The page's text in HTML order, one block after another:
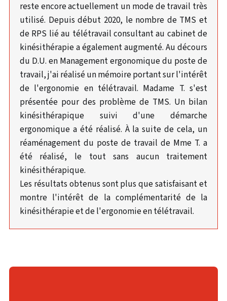
reste encore actuellement un mode de travail très
utilisé. Depuis début 2020, le nombre de TMS et
de RPS lié au télétravail consultant au cabinet de
kinésithérapie a également augmenté. Au décours
du D.U. en Management ergonomique du poste de
travail, j'ai réalisé un mémoire portant sur l'intérêt
de l'ergonomie en télétravail. Madame T. s'est
présentée pour des problème de TMS. Un bilan
kinésithérapique suivi d'une démarche
ergonomique a été réalisé. À la suite de cela, un
réaménagement du poste de travail de Mme T. a
été réalisé, le tout sans aucun traitement
kinésithérapique.
Les résultats obtenus sont plus que satisfaisant et
montre l'intérêt de la complémentarité de la
kinésithérapie et de l'ergonomie en télétravail.